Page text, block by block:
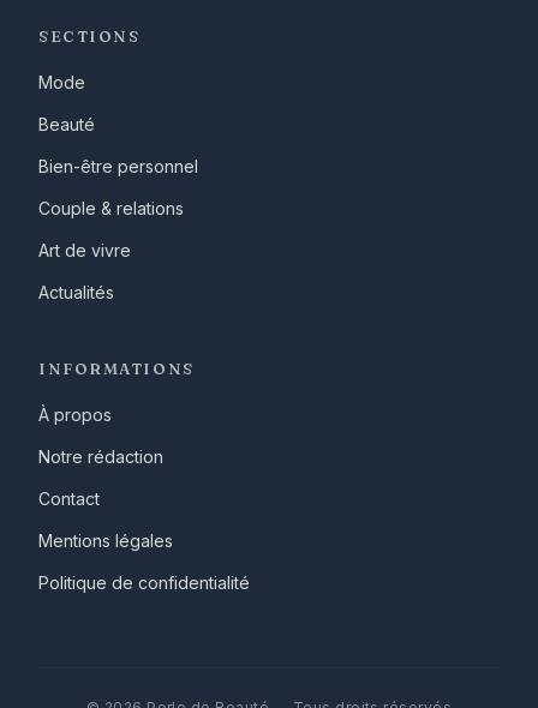
SECTIONS
Mode
Beauté
Bien-être personnel
Couple & relations
Art de vivre
Actualités
INFORMATIONS
À propos
Notre rédaction
Contact
Mentions légales
Politique de confidentialité